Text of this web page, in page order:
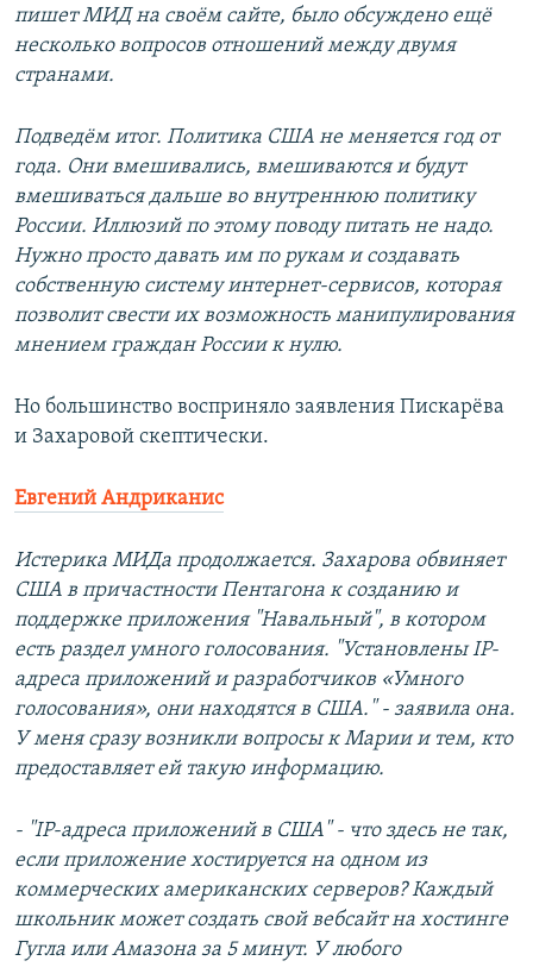
пишет МИД на своём сайте, было обсуждено ещё
несколько вопросов отношений между двумя
странами.
Подведём итог. Политика США не меняется год от
года. Они вмешивались, вмешиваются и будут
вмешиваться дальше во внутреннюю политику
России. Иллюзий по этому поводу питать не надо.
Нужно просто давать им по рукам и создавать
собственную систему интернет-сервисов, которая
позволит свести их возможность манипулирования
мнением граждан России к нулю.
Но большинство восприняло заявления Пискарёва
и Захаровой скептически.
Евгений Андриканис
Истерика МИДа продолжается. Захарова обвиняет
США в причастности Пентагона к созданию и
поддержке приложения "Навальный", в котором
есть раздел умного голосования. "Установлены IP-
адреса приложений и разработчиков «Умного
голосования», они находятся в США." - заявила она.
У меня сразу возникли вопросы к Марии и тем, кто
предоставляет ей такую информацию.
- "IP-адреса приложений в США" - что здесь не так,
если приложение хостируется на одном из
коммерческих американских серверов? Каждый
школьник может создать свой вебсайт на хостинге
Гугла или Амазона за 5 минут. У любого